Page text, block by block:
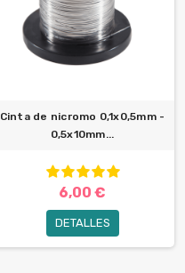
Cinta de nicromo 0,1x0,5mm -
0,5x10mm...
6,00 €
DETALLES